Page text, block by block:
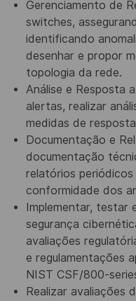
Gerenciamento de
switches,
identificando
desenhar e propor
topologia da rede.
Análise e Resposta
alertas, realizar
medidas de
Documentação e
documentação
relatórios
conformidade dos
Implementar, testar
segurança
avaliações
e regulamentações
NIST CSF/800-
Realizar avaliações